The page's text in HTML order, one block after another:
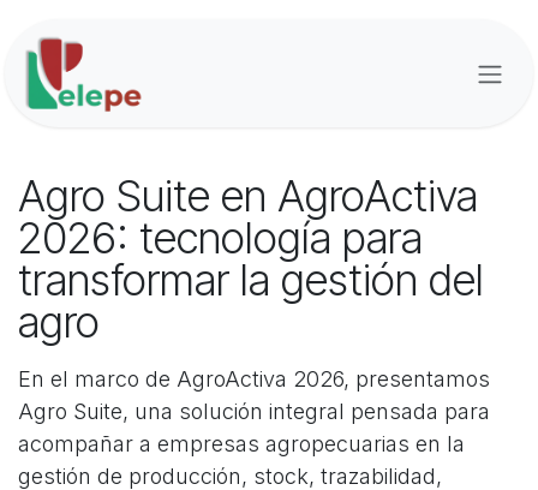
Agro Suite en AgroActiva
2026: tecnología para
transformar la gestión del
agro
En el marco de AgroActiva 2026, presentamos
Agro Suite, una solución integral pensada para
acompañar a empresas agropecuarias en la
gestión de producción, stock, trazabilidad,